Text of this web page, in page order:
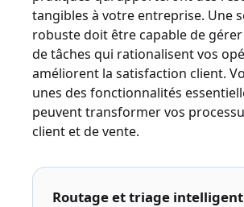
tangibles à votre entreprise. Une
robuste doit être capable de
de tâches qui rationalisent vos
améliorent la satisfaction client.
unes des fonctionnalités
peuvent transformer vos
client et de vente.
Routage et triage